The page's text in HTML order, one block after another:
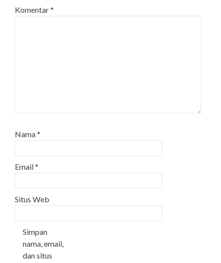
Komentar*
Nama*
Email*
Situs Web
Simpan
nama, email,
dan situs